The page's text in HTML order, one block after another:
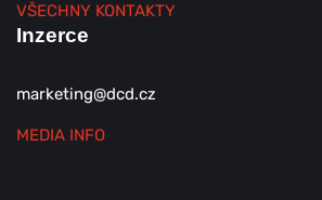
VŠECHNY KONTAKTY
Inzerce
marketing@dcd.cz
MEDIA INFO